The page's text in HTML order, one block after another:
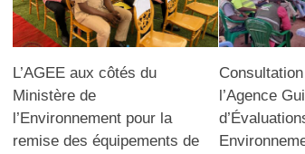
L’AGEE aux côtés du
Ministère de
l’Environnement pour la
remise des équipements de
l’Agence